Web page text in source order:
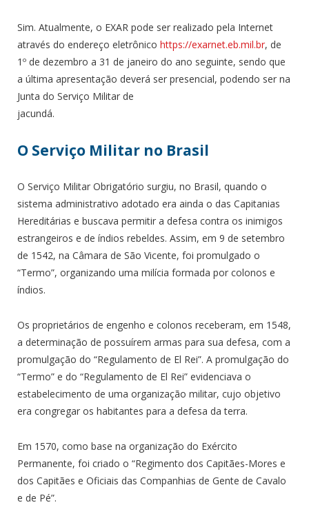
Sim. Atualmente, o EXAR pode ser realizado pela Internet
através do endereço eletrônico https://exarnet.eb.mil.br, de
1º de dezembro a 31 de janeiro do ano seguinte, sendo que
a última apresentação deverá ser presencial, podendo ser na
Junta do Serviço Militar de
jacundá.
O Serviço Militar no Brasil
O Serviço Militar Obrigatório surgiu, no Brasil, quando o
sistema administrativo adotado era ainda o das Capitanias
Hereditárias e buscava permitir a defesa contra os inimigos
estrangeiros e de índios rebeldes. Assim, em 9 de setembro
de 1542, na Câmara de São Vicente, foi promulgado o
“Termo”, organizando uma milícia formada por colonos e
índios.
Os proprietários de engenho e colonos receberam, em 1548,
a determinação de possuírem armas para sua defesa, com a
promulgação do “Regulamento de El Rei”. A promulgação do
“Termo” e do “Regulamento de El Rei” evidenciava o
estabelecimento de uma organização militar, cujo objetivo
era congregar os habitantes para a defesa da terra.
Em 1570, como base na organização do Exército
Permanente, foi criado o “Regimento dos Capitães-Mores e
dos Capitães e Oficiais das Companhias de Gente de Cavalo
e de Pé”.